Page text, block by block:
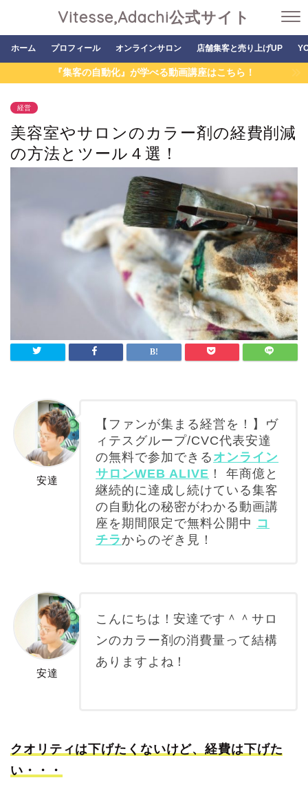
Vitesse,Adachi公式サイト
ホーム プロフィール オンラインサロン 店舗集客と売り上げUP
『集客の自動化』が学べる動画講座はこちら！
経営
美容室やサロンのカラー剤の経費削減
の方法とツール４選！
安達
【ファンが集まる経営を！】ヴ
ィテスグループ/CVC代表安達
の無料で参加できる オンライン
サロンWEB ALIVE ！ 年商億と
継続的に達成し続けている集客
の自動化の秘密がわかる動画講
座を期間限定で無料公開中 コ
チラ からのぞき見！
安達
こんにちは！安達です＾＾サロ
ンのカラー剤の消費量って結構
ありますよね！
クオリティは下げたくないけど、経費は下げた
い・・・